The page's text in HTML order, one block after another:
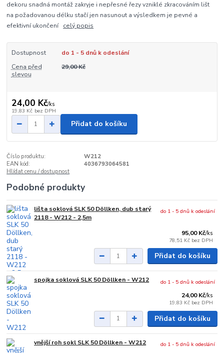
dekoru snadná montáž zakryje i nepřesné řezy vzniklé zkracováním lišt
na požadovanou délku stačí jen nasunout a výsledkem je pevné a
efektivní ukončení celý popis
Dostupnost
do 1 - 5 dnů k odeslání
Cena před
slevou
29,00 Kč
24,00 Kč/ks
19,83 Kč bez DPH
Přidat do košíku
Číslo produktu:
W212
EAN kód:
4036793064581
Hlídat cenu / dostupnost
Podobné produkty
lišta soklová SLK 50 Döllken, dub starý
2118 - W212 - 2,5m
95,00 Kč/ks
78,51 Kč bez DPH
do 1 - 5 dnů k odeslání
Přidat do košíku
spojka soklová SLK 50 Döllken - W212
24,00 Kč/ks
19,83 Kč bez DPH
do 1 - 5 dnů k odeslání
Přidat do košíku
vnější roh sokl SLK 50 Döllken - W212
do 1 - 5 dnů k odeslání